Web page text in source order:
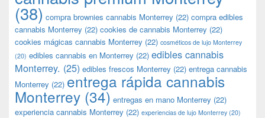
(38) compra brownies cannabis Monterrey (22) compra edibles
cannabis Monterrey (22) cookies de cannabis Monterrey (22)
cookies mágicas cannabis Monterrey (22) cosméticos de lujo Monterrey
(20) edibles cannabis en Monterrey (22) edibles cannabis
Monterrey. (25) edibles frescos Monterrey (22) entrega cannabis
Monterrey (22) entrega rápida cannabis
Monterrey (34) entregas en mano Monterrey (22)
experiencia cannabis Monterrey (22) experiencias de lujo Monterrey (20)